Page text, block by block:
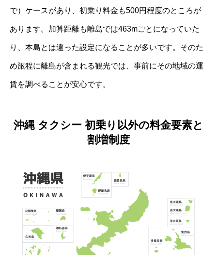
で）ケースがあり、初乗り料金も500円程度のところが
あります。加算距離も離島では463mごとになっていた
り、本島とは違った設定になることが多いです。そのた
め旅程に離島が含まれる観光では、事前にその地域の運
賃を調べることが安心です。
沖縄 タクシー 初乗り以外の料金要素と
割増制度